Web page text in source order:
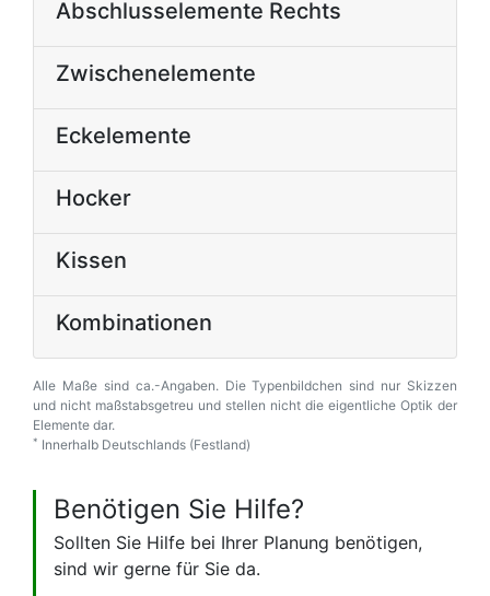
Abschlusselemente Rechts
Zwischenelemente
Eckelemente
Hocker
Kissen
Kombinationen
Alle Maße sind ca.-Angaben. Die Typenbildchen sind nur Skizzen
und nicht maßstabsgetreu und stellen nicht die eigentliche Optik der
Elemente dar.
* Innerhalb Deutschlands (Festland)
Benötigen Sie Hilfe?
Sollten Sie Hilfe bei Ihrer Planung benötigen,
sind wir gerne für Sie da.